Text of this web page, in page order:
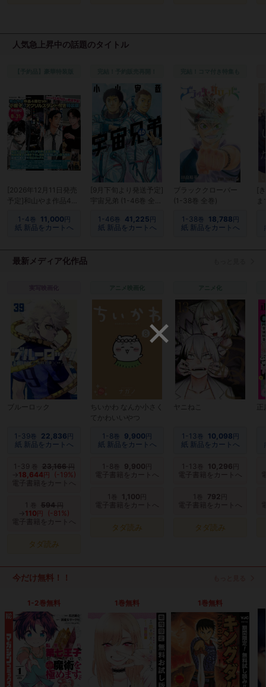
人気急上昇中の話題のタイトル
[2026年12月11日発売
予定]和山やま作品4冊
ルスタンド付き特装版
[予約]
1-4巻 11,000 円
紙 新品をカートへ
[9月下旬より発送予定]
宇宙兄弟 (1-46巻 全
1-46巻 41,225 円
紙 新品をカートへ
ブラッククローバー
(1-38巻 全巻)
1-38巻 18,788 円
紙 新品をカートへ
[
最新メディア化作品
ブルーロック
1-39巻 22,836 円
紙 新品をカートへ
1-39 巻 23,166円
→ 18,644 円
(-19%)
電子書籍をカートへ
1 巻 594円
110 円
(-81%)
電子書籍をカートへ
タダ読み
ちいかわ なんか小さく
てかわいいやつ
1-8巻 9,900 円
紙 新品をカートへ
1-8 巻 9,900
電子書籍をカートへ
1 巻 1,100
電子書籍をカートへ
タダ読み
ヤニねこ
1-13巻 10,098 円
紙 新品をカートへ
1-13 巻 10,296
電子書籍をカートへ
1 巻 792
電子書籍をカートへ
タダ読み
今だけ無料！！
1-2巻無料 1巻無料 1巻無料